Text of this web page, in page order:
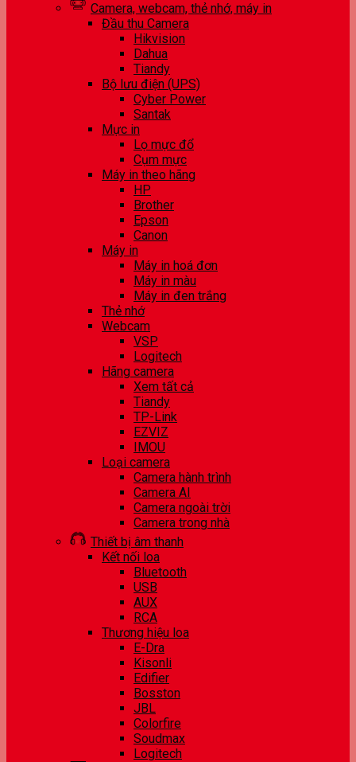
Camera, webcam, thẻ nhớ, máy in
Đầu thu Camera
Hikvision
Dahua
Tiandy
Bộ lưu điện (UPS)
Cyber Power
Santak
Mực in
Lọ mực đổ
Cụm mực
Máy in theo hãng
HP
Brother
Epson
Canon
Máy in
Máy in hoá đơn
Máy in màu
Máy in đen trắng
Thẻ nhớ
Webcam
VSP
Logitech
Hãng camera
Xem tất cả
Tiandy
TP-Link
EZVIZ
IMOU
Loại camera
Camera hành trình
Camera AI
Camera ngoài trời
Camera trong nhà
Thiết bị âm thanh
Kết nối loa
Bluetooth
USB
AUX
RCA
Thương hiệu loa
E-Dra
Kisonli
Edifier
Bosston
JBL
Colorfire
Soudmax
Logitech